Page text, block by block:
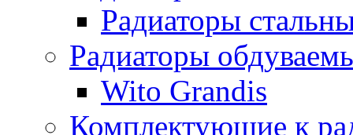
Радиаторы
Радиаторы
Wito Grandis
Комплектующие к